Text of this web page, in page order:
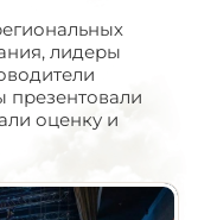
лидеры
презентовали
оценку и